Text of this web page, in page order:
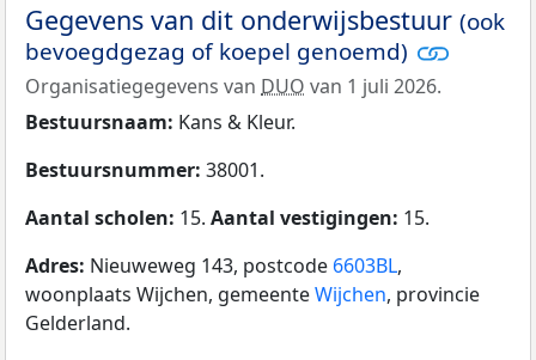
Gegevens van dit onderwijsbestuur (ook
bevoegdgezag of koepel genoemd)
Organisatiegegevens van DUO van 1 juli 2026.
Bestuursnaam: Kans & Kleur.
Bestuursnummer: 38001.
Aantal scholen: 15. Aantal vestigingen: 15.
Adres: Nieuweweg 143, postcode 6603BL,
woonplaats Wijchen, gemeenteWijchen, provincie
Gelderland.